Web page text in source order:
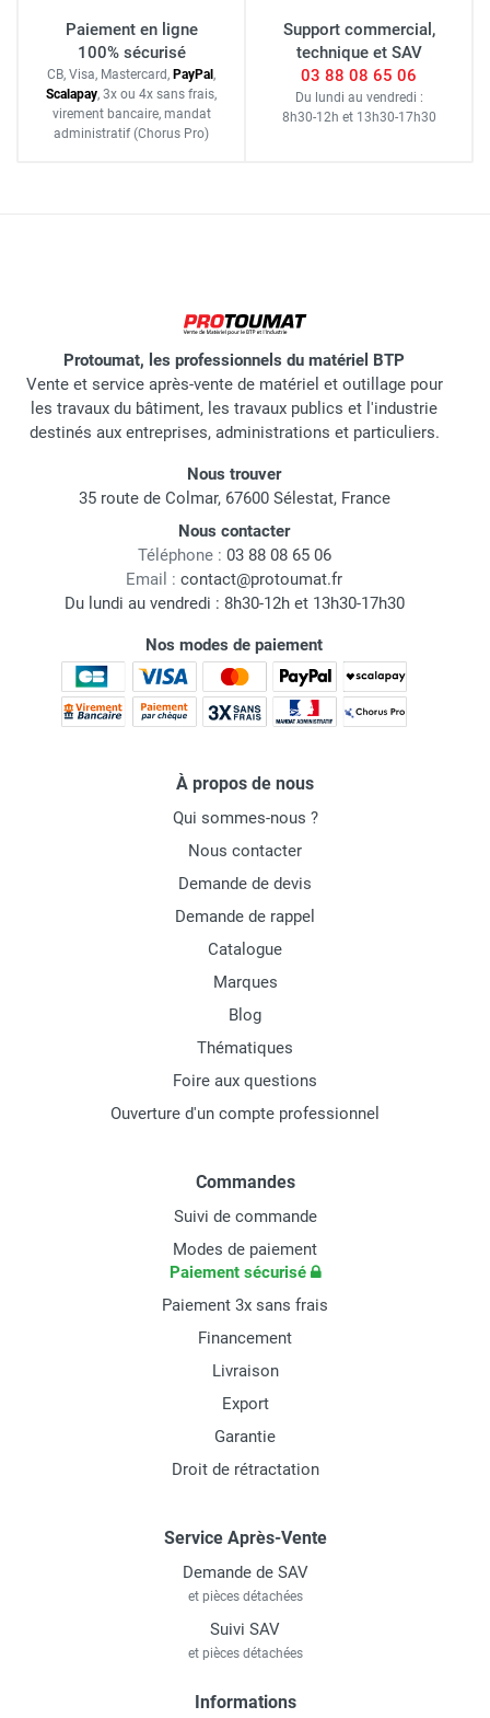
Paiement en ligne
100% sécurisé
CB, Visa, Mastercard, PayPal,
Scalapay, 3x ou 4x sans frais,
virement bancaire, mandat
administratif (Chorus Pro)
Support commercial,
technique et SAV
03 88 08 65 06
Du lundi au vendredi :
8h30-12h et 13h30-17h30
Protoumat, les professionnels du matériel BTP
Vente et service après-vente de matériel et outillage pour
les travaux du bâtiment, les travaux publics et l'industrie
destinés aux entreprises, administrations et particuliers.
Nous trouver
35 route de Colmar, 67600 Sélestat, France
Nous contacter
Téléphone : 03 88 08 65 06
Email : contact@protoumat.fr
Du lundi au vendredi : 8h30-12h et 13h30-17h30
Nos modes de paiement
À propos de nous
Qui sommes-nous ?
Nous contacter
Demande de devis
Demande de rappel
Catalogue
Marques
Blog
Thématiques
Foire aux questions
Ouverture d'un compte professionnel
Commandes
Suivi de commande
Modes de paiement
Paiement sécurisé
Paiement 3x sans frais
Financement
Livraison
Export
Garantie
Droit de rétractation
Service Après-Vente
Demande de SAV
et pièces détachées
Suivi SAV
et pièces détachées
Informations